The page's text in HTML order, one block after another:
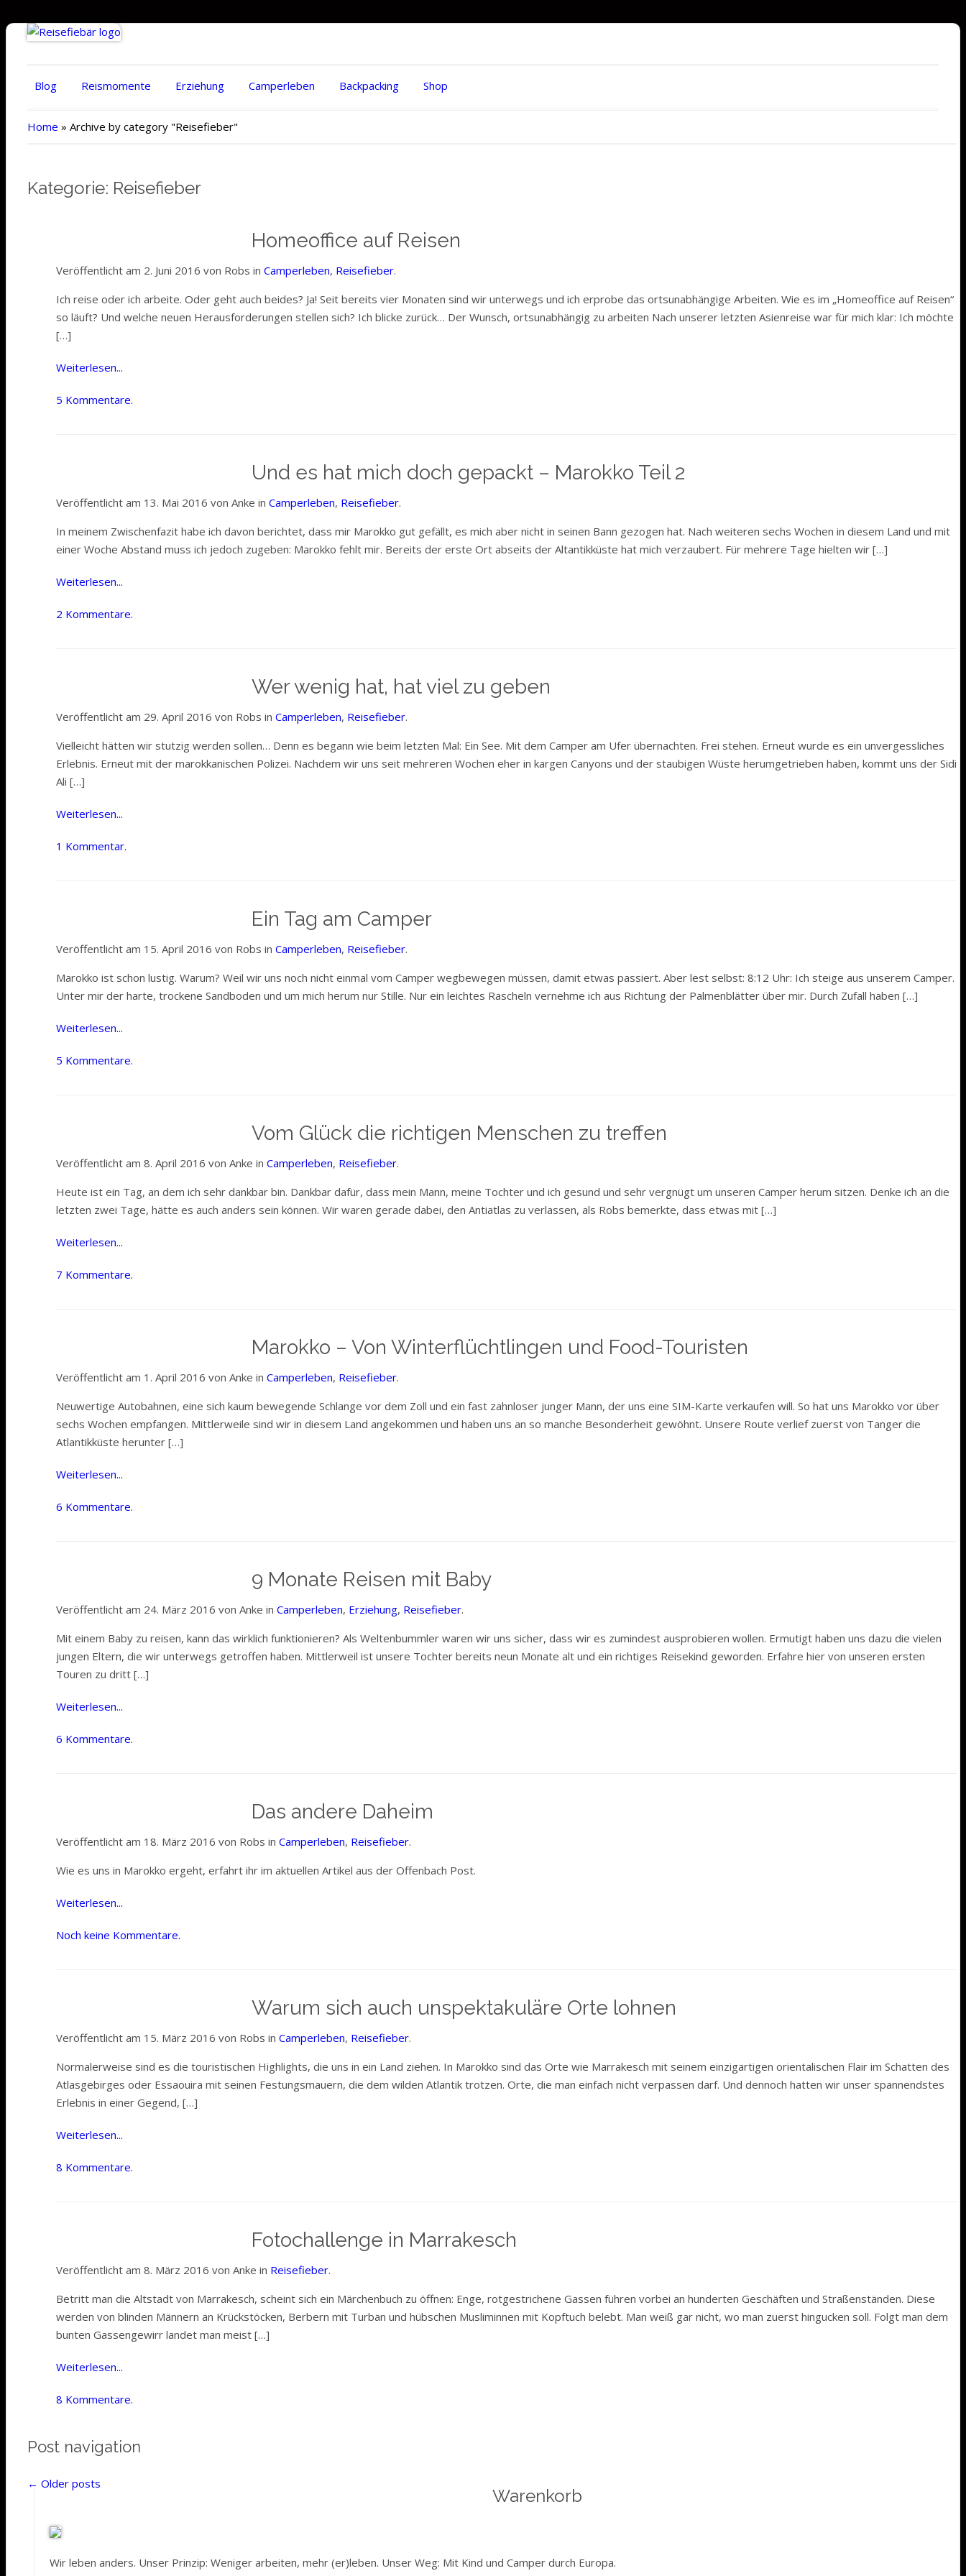
Blog Reismomente Erziehung Camperleben Backpacking Shop
Home » Archive by category "Reisefieber"
Kategorie: Reisefieber
Homeoffice auf Reisen
Veröffentlicht am 2. Juni 2016 von Robs in Camperleben, Reisefieber.
Ich reise oder ich arbeite. Oder geht auch beides? Ja! Seit bereits vier Monaten sind wir unterwegs und ich erprobe das ortsunabhängige Arbeiten. Wie es im „Homeoffice auf Reisen“
so läuft? Und welche neuen Herausforderungen stellen sich? Ich blicke zurück… Der Wunsch, ortsunabhängig zu arbeiten Nach unserer letzten Asienreise war für mich klar: Ich möchte
[…]
Weiterlesen...
5 Kommentare.
Und es hat mich doch gepackt – Marokko Teil 2
Veröffentlicht am 13. Mai 2016 von Anke in Camperleben, Reisefieber.
In meinem Zwischenfazit habe ich davon berichtet, dass mir Marokko gut gefällt, es mich aber nicht in seinen Bann gezogen hat. Nach weiteren sechs Wochen in diesem Land und mit
einer Woche Abstand muss ich jedoch zugeben: Marokko fehlt mir. Bereits der erste Ort abseits der Altantikküste hat mich verzaubert. Für mehrere Tage hielten wir […]
Weiterlesen...
2 Kommentare.
Wer wenig hat, hat viel zu geben
Veröffentlicht am 29. April 2016 von Robs in Camperleben, Reisefieber.
Vielleicht hätten wir stutzig werden sollen… Denn es begann wie beim letzten Mal: Ein See. Mit dem Camper am Ufer übernachten. Frei stehen. Erneut wurde es ein unvergessliches
Erlebnis. Erneut mit der marokkanischen Polizei. Nachdem wir uns seit mehreren Wochen eher in kargen Canyons und der staubigen Wüste herumgetrieben haben, kommt uns der Sidi
Ali […]
Weiterlesen...
1 Kommentar.
Ein Tag am Camper
Veröffentlicht am 15. April 2016 von Robs in Camperleben, Reisefieber.
Marokko ist schon lustig. Warum? Weil wir uns noch nicht einmal vom Camper wegbewegen müssen, damit etwas passiert. Aber lest selbst: 8:12 Uhr: Ich steige aus unserem Camper.
Unter mir der harte, trockene Sandboden und um mich herum nur Stille. Nur ein leichtes Rascheln vernehme ich aus Richtung der Palmenblätter über mir. Durch Zufall haben […]
Weiterlesen...
5 Kommentare.
Vom Glück die richtigen Menschen zu treffen
Veröffentlicht am 8. April 2016 von Anke in Camperleben, Reisefieber.
Heute ist ein Tag, an dem ich sehr dankbar bin. Dankbar dafür, dass mein Mann, meine Tochter und ich gesund und sehr vergnügt um unseren Camper herum sitzen. Denke ich an die
letzten zwei Tage, hätte es auch anders sein können. Wir waren gerade dabei, den Antiatlas zu verlassen, als Robs bemerkte, dass etwas mit […]
Weiterlesen...
7 Kommentare.
Marokko – Von Winterflüchtlingen und Food-Touristen
Veröffentlicht am 1. April 2016 von Anke in Camperleben, Reisefieber.
Neuwertige Autobahnen, eine sich kaum bewegende Schlange vor dem Zoll und ein fast zahnloser junger Mann, der uns eine SIM-Karte verkaufen will. So hat uns Marokko vor über
sechs Wochen empfangen. Mittlerweile sind wir in diesem Land angekommen und haben uns an so manche Besonderheit gewöhnt. Unsere Route verlief zuerst von Tanger die
Atlantikküste herunter […]
Weiterlesen...
6 Kommentare.
9 Monate Reisen mit Baby
Veröffentlicht am 24. März 2016 von Anke in Camperleben, Erziehung, Reisefieber.
Mit einem Baby zu reisen, kann das wirklich funktionieren? Als Weltenbummler waren wir uns sicher, dass wir es zumindest ausprobieren wollen. Ermutigt haben uns dazu die vielen
jungen Eltern, die wir unterwegs getroffen haben. Mittlerweil ist unsere Tochter bereits neun Monate alt und ein richtiges Reisekind geworden. Erfahre hier von unseren ersten
Touren zu dritt […]
Weiterlesen...
6 Kommentare.
Das andere Daheim
Veröffentlicht am 18. März 2016 von Robs in Camperleben, Reisefieber.
Wie es uns in Marokko ergeht, erfahrt ihr im aktuellen Artikel aus der Offenbach Post.
Weiterlesen...
Noch keine Kommentare.
Warum sich auch unspektakuläre Orte lohnen
Veröffentlicht am 15. März 2016 von Robs in Camperleben, Reisefieber.
Normalerweise sind es die touristischen Highlights, die uns in ein Land ziehen. In Marokko sind das Orte wie Marrakesch mit seinem einzigartigen orientalischen Flair im Schatten des
Atlasgebirges oder Essaouira mit seinen Festungsmauern, die dem wilden Atlantik trotzen. Orte, die man einfach nicht verpassen darf. Und dennoch hatten wir unser spannendstes
Erlebnis in einer Gegend, […]
Weiterlesen...
8 Kommentare.
Fotochallenge in Marrakesch
Veröffentlicht am 8. März 2016 von Anke in Reisefieber.
Betritt man die Altstadt von Marrakesch, scheint sich ein Märchenbuch zu öffnen: Enge, rotgestrichene Gassen führen vorbei an hunderten Geschäften und Straßenständen. Diese
werden von blinden Männern an Krückstöcken, Berbern mit Turban und hübschen Musliminnen mit Kopftuch belebt. Man weiß gar nicht, wo man zuerst hingucken soll. Folgt man dem
bunten Gassengewirr landet man meist […]
Weiterlesen...
8 Kommentare.
Post navigation
← Older posts
Warenkorb
Wir leben anders. Unser Prinzip: Weniger arbeiten, mehr (er)leben. Unser Weg: Mit Kind und Camper durch Europa.